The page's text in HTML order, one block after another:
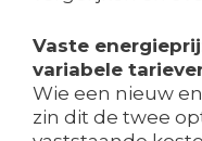
Vaste
variabele
Wie een nieuw
zin dit de twee